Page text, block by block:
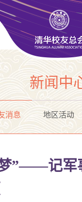
新闻中
消息 地区活动
”——记军